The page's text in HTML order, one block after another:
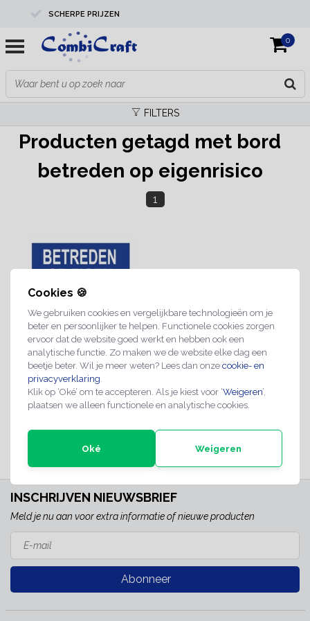
Cookies 🍪
We gebruiken cookies en vergelijkbare technologieën om je
beter en persoonlijker te helpen. Functionele cookies zorgen
ervoor dat de website goed werkt en hebben ook een
analytische functie. Zo maken we de website elke dag een
beetje beter. Wil je meer weten? Lees dan onze cookie- en
privacyverklaring.
Klik op ‘Oké’ om te accepteren. Als je kiest voor ‘Weigeren’,
plaatsen we alleen functionele en analytische cookies.
Oké Weigeren
SCHERPE PRIJZEN
PROFESSIONELE KWALITEIT
EXPERTS IN MAATWERK
0
FILTERS
Producten getagd met bord
betreden op eigenrisico
1
Betreden op eigen risico
bord
€7,50
Direct leverbaar
INSCHRIJVEN NIEUWSBRIEF
Meld je nu aan voor extra informatie of nieuwe producten
Abonneer